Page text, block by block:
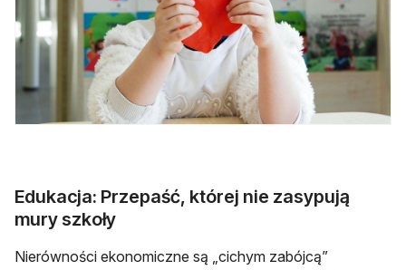
Edukacja: Przepaść, której nie zasypują
mury szkoły
Nierówności ekonomiczne są „cichym zabójcą”